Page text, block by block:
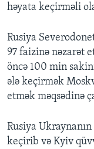
həyata keçirməli
Rusiya
97 faizinə nəzarət
öncə 100 min
ələ keçirmək
etmək məqsədinə
Rusiya Ukraynanın
keçirib və Kyiv